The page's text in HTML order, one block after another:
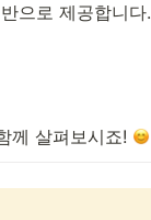
으로 제공합니다.
께 살펴보시죠!